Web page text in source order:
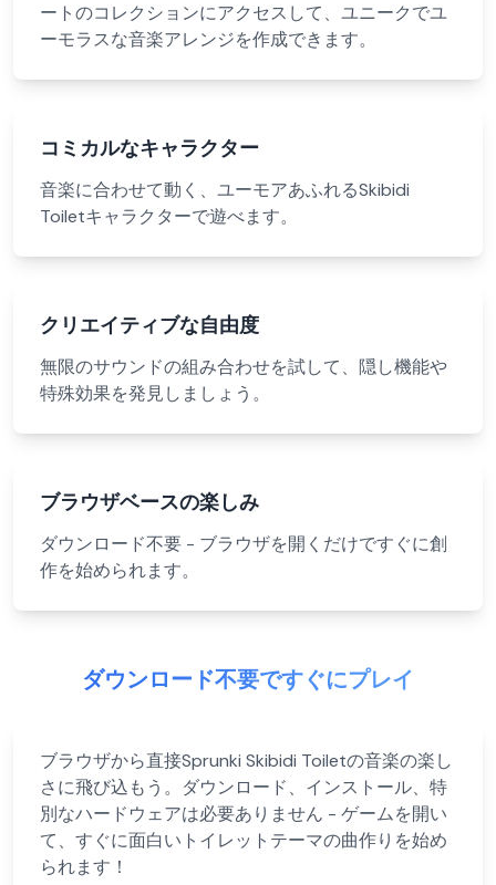
ートのコレクションにアクセスして、ユニークでユ
ーモラスな音楽アレンジを作成できます。
コミカルなキャラクター
音楽に合わせて動く、ユーモアあふれるSkibidi
Toiletキャラクターで遊べます。
クリエイティブな自由度
無限のサウンドの組み合わせを試して、隠し機能や
特殊効果を発見しましょう。
ブラウザベースの楽しみ
ダウンロード不要 - ブラウザを開くだけですぐに創
作を始められます。
ダウンロード不要ですぐにプレイ
ブラウザから直接Sprunki Skibidi Toiletの音楽の楽し
さに飛び込もう。ダウンロード、インストール、特
別なハードウェアは必要ありません - ゲームを開い
て、すぐに面白いトイレットテーマの曲作りを始め
られます！